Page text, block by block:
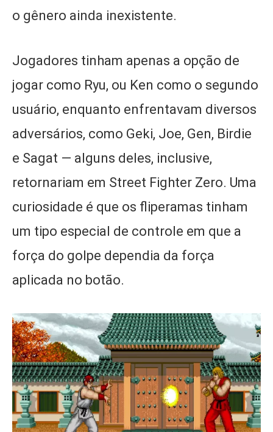
o gênero ainda inexistente.
Jogadores tinham apenas a opção de
jogar como Ryu, ou Ken como o segundo
usuário, enquanto enfrentavam diversos
adversários, como Geki, Joe, Gen, Birdie
e Sagat — alguns deles, inclusive,
retornariam em Street Fighter Zero. Uma
curiosidade é que os fliperamas tinham
um tipo especial de controle em que a
força do golpe dependia da força
aplicada no botão.